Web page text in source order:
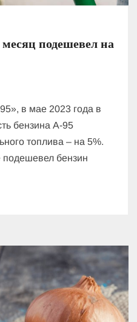
подешевел на
в мае 2023 года в
бензина А-95
топлива – на 5%.
бензин